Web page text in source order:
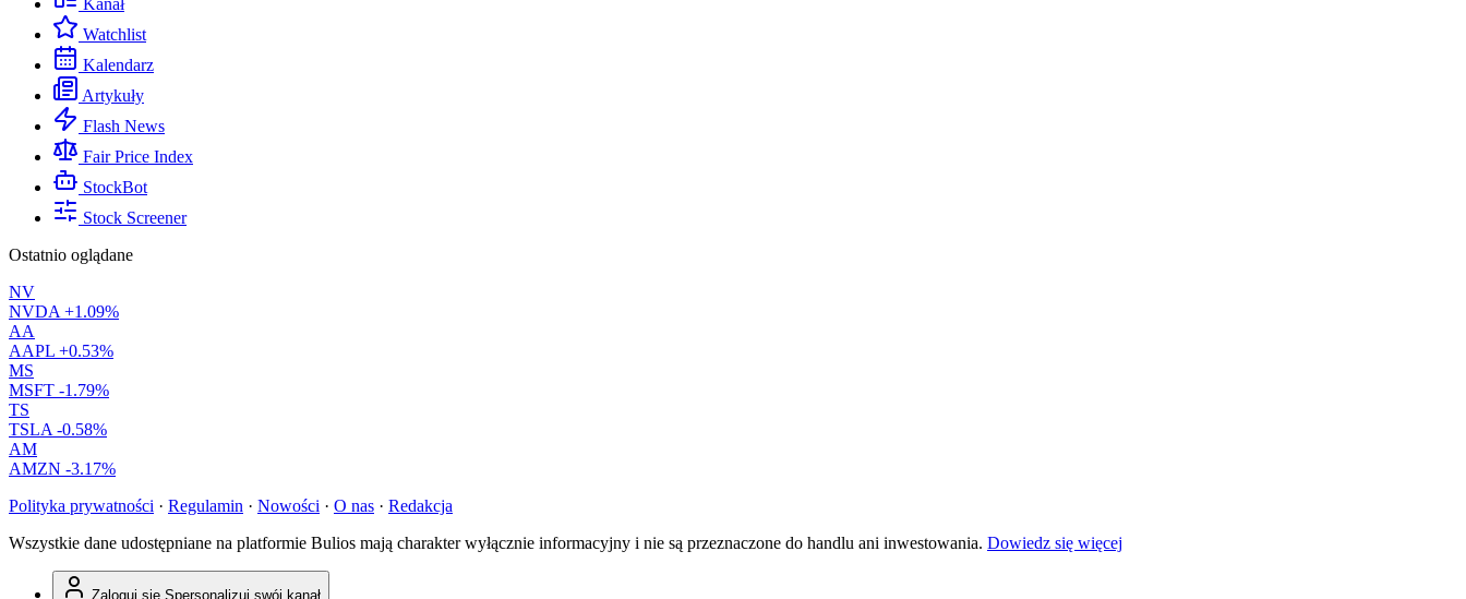
Kanał
Watchlist
Kalendarz
Artykuły
Flash News
Fair Price Index
StockBot
Stock Screener
Ostatnio oglądane
NV
NVDA +1.09%
AA
AAPL +0.53%
MS
MSFT -1.79%
TS
TSLA -0.58%
AM
AMZN -3.17%
Polityka prywatności · Regulamin · Nowości · O nas · Redakcja
Wszystkie dane udostępniane na platformie Bulios mają charakter wyłącznie informacyjny i nie są przeznaczone do handlu ani inwestowania. Dowiedz się więcej
Zaloguj się Spersonalizuj swój kanał